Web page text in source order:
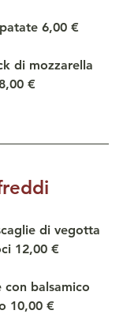
6,00 €
di mozzarella
€
di vegotta
12,00 €
con balsamico
10,00 €